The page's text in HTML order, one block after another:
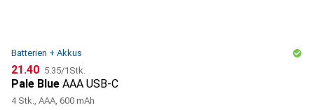
Batterien + Akkus
CHF
21.40 CHF
5.35/1Stk.
Pale Blue AAA USB-C
4 Stk., AAA, 600 mAh